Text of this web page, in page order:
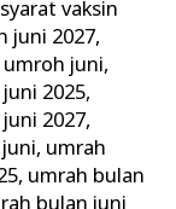
syarat vaksin
juni 2027,
juni,
2025,
2027,
, umrah
, umrah bulan